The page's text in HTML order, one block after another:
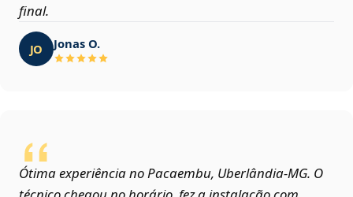
final.
JO Jonas O.
Ótima experiência no Pacaembu, Uberlândia‑MG. O